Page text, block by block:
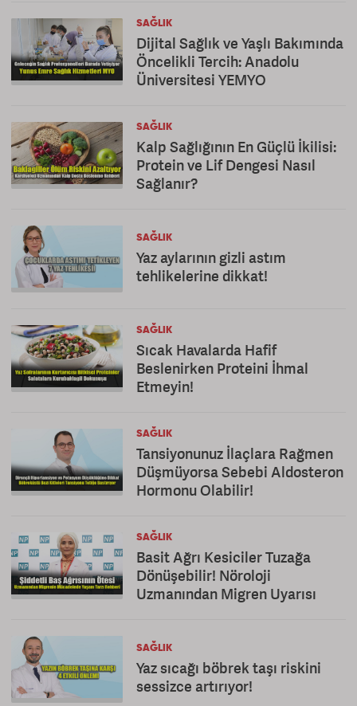
SAĞLIK
Dijital Sağlık ve Yaşlı Bakımında
Öncelikli Tercih: Anadolu
Üniversitesi YEMYO
SAĞLIK
Kalp Sağlığının En Güçlü İkilisi:
Protein ve Lif Dengesi Nasıl
Sağlanır?
SAĞLIK
Yaz aylarının gizli astım
tehlikelerine dikkat!
SAĞLIK
Sıcak Havalarda Hafif
Beslenirken Proteini İhmal
Etmeyin!
SAĞLIK
Tansiyonunuz İlaçlara Rağmen
Düşmüyorsa Sebebi Aldosteron
Hormonu Olabilir!
SAĞLIK
Basit Ağrı Kesiciler Tuzağa
Dönüşebilir! Nöroloji
Uzmanından Migren Uyarısı
SAĞLIK
Yaz sıcağı böbrek taşı riskini
sessizce artırıyor!